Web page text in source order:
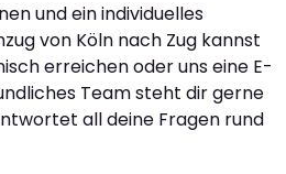
und ein individuelles
von Köln nach Zug kannst
erreichen oder uns eine E-
Team steht dir gerne
all deine Fragen rund